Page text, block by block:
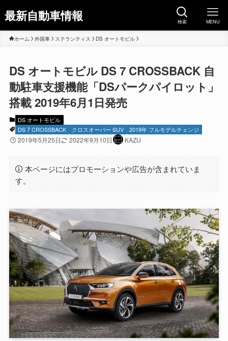
最新自動車情報 検索 MENU
ホーム 外国車 ステランティス DS オートモビル
DS オートモビル DS 7 CROSSBACK 自
動駐車支援機能「DSパークパイロット」
搭載 2019年6月1日発売
DS オートモビル
DS 7 CROSSBACK
クロスオーバー SUV 2019年 フルモデルチェンジ
2019年5月25日 2022年9月10日 KAZU
本ページにはプロモーションや広告が含まれていま
す。